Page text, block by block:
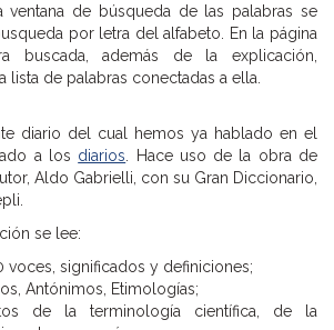
ventana de búsqueda de las palabras se
por letra del alfabeto. En la página
buscada, además de la explicación,
lista de palabras conectadas a ella.
diario del cual hemos ya hablado en el
a los diarios . Hace uso de la obra de
Aldo Gabrielli, con su Gran Diccionario,
se lee:
voces, significados y definiciones;
Antónimos, Etimologías;
de la terminología científica, de la